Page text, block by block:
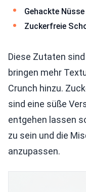
Gehackte Nüsse
Zuckerfreie
Diese Zutaten
bringen mehr
Crunch hinzu.
sind eine süße
entgehen lassen
zu sein und die
anzupassen.